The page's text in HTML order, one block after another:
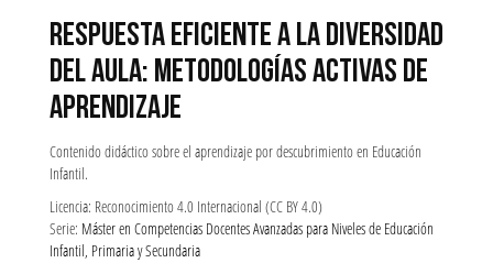
RESPUESTA EFICIENTE A LA DIVERSIDAD
DEL AULA: METODOLOGÍAS ACTIVAS DE
APRENDIZAJE
Contenido didáctico sobre el aprendizaje por descubrimiento en Educación
Infantil.
Licencia: Reconocimiento 4.0 Internacional (CC BY 4.0)
Serie: Máster en Competencias Docentes Avanzadas para Niveles de Educación
Infantil, Primaria y Secundaria